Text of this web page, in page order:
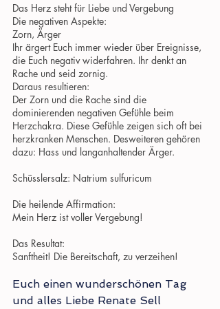
Das Herz steht für Liebe und Vergebung
Die negativen Aspekte:
Zorn, Ärger
Ihr ärgert Euch immer wieder über Ereignisse,
die Euch negativ widerfahren. Ihr denkt an
Rache und seid zornig.
Daraus resultieren:
Der Zorn und die Rache sind die
dominierenden negativen Gefühle beim
Herzchakra. Diese Gefühle zeigen sich oft bei
herzkranken Menschen. Desweiteren gehören
dazu: Hass und langanhaltender Ärger.
Schüsslersalz: Natrium sulfuricum
Die heilende Affirmation:
Mein Herz ist voller Vergebung!
Das Resultat:
Sanftheit! Die Bereitschaft, zu verzeihen!
Euch einen wunderschönen Tag
und alles Liebe Renate Sell